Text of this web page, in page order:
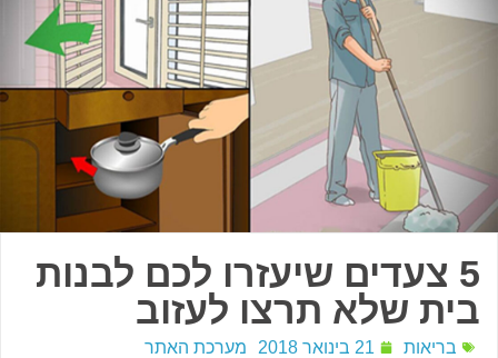
5 צעדים שיעזרו לכם לבנות
בית שלא תרצו לעזוב
בריאות 21 בינואר 2018 מערכת האתר